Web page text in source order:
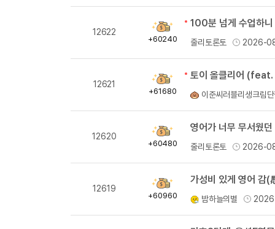
12622
획
득
+60240
100분 넘게 수업하니
줄리토론토 2026-
12621
획
득
+61680
토이 올클리어 (feat.
이준씨러블리생크림
12620
획
득
+60480
영어가 너무 무서웠
줄리토론토 2026-
12619
획
득
+60960
가성비 있게 영어 감(
밤하늘의별